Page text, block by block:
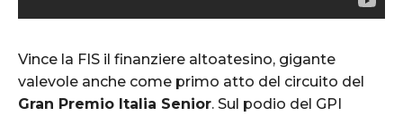
Vince la FIS il finanziere altoatesino, gigante
valevole anche come primo atto del circuito del
Gran Premio Italia Senior. Sul podio del GPI